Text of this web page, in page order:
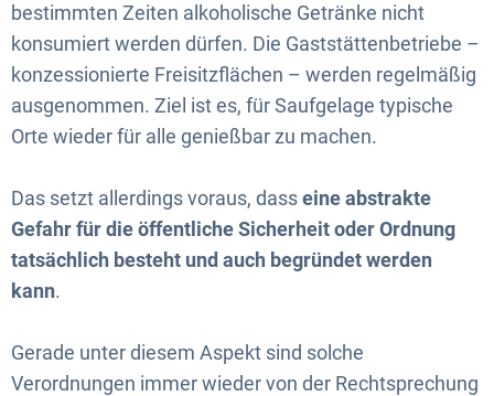
bestimmten Zeiten alkoholische Getränke nicht
konsumiert werden dürfen. Die Gaststättenbetriebe –
konzessionierte Freisitzflächen – werden regelmäßig
ausgenommen. Ziel ist es, für Saufgelage typische
Orte wieder für alle genießbar zu machen.
Das setzt allerdings voraus, dasseine abstrakte
Gefahr für die öffentliche Sicherheit oder Ordnung
tatsächlich besteht und auch begründet werden
kann.
Gerade unter diesem Aspekt sind solche
Verordnungen immer wieder von der Rechtsprechung